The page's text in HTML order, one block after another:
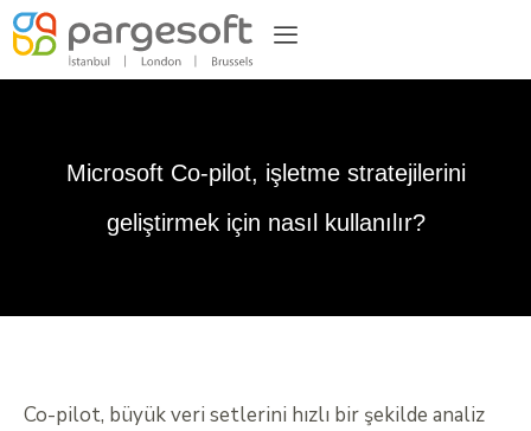
Microsoft Co-pilot, işletme stratejilerini
geliştirmek için nasıl kullanılır?
Co-pilot, büyük veri setlerini hızlı bir şekilde analiz